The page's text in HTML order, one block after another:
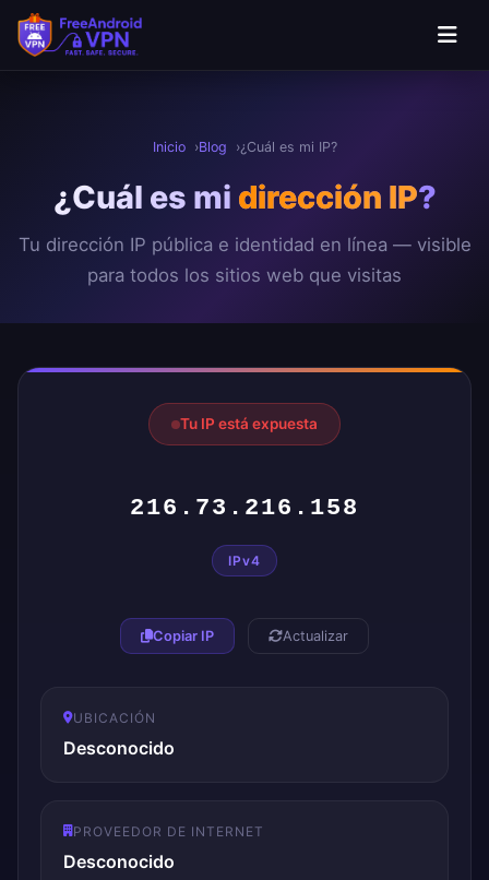
Saltar al contenido principal
Inicio Blog ¿Cuál es mi IP?
¿Cuál es mi dirección IP?
Tu dirección IP pública e identidad en línea — visible
para todos los sitios web que visitas
Resultado de tu dirección IP
Tu IP está expuesta
216.73.216.158
IPv4
Copiar IP Actualizar
UBICACIÓN
Desconocido
PROVEEDOR DE INTERNET
Desconocido